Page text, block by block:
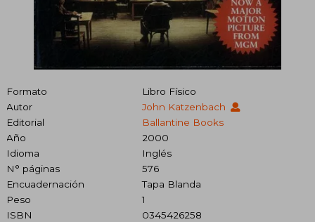
Formato
Libro Físico
Autor
John Katzenbach
Editorial
Ballantine Books
Año
2000
Idioma
Inglés
N° páginas
576
Encuadernación
Tapa Blanda
Peso
1
ISBN
0345426258